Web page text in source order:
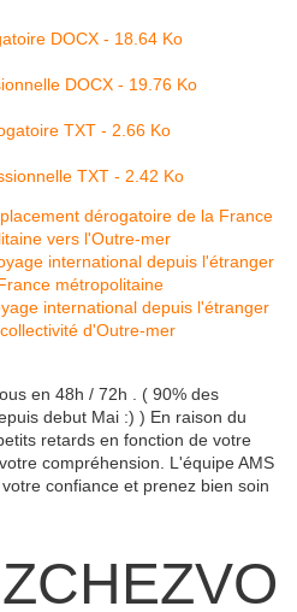
DOCX - 18.64 Ko
DOCX - 19.76 Ko
TXT - 2.66 Ko
TXT - 2.42 Ko
dérogatoire de la France
vers l'Outre-mer
international depuis l'étranger
métropolitaine
international depuis l'étranger
d'Outre-mer
en 48h / 72h . ( 90% des
debut Mai :) ) En raison du
retards en fonction de votre
compréhension. L'équipe AMS
confiance et prenez bien soin